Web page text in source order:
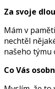
Za svoje
Mám v
nechtěl
našeho týmu
Co Vás